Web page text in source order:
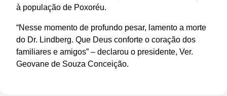
à população de Poxoréu.
“Nesse momento de profundo pesar, lamento a morte
do Dr. Lindberg. Que Deus conforte o coração dos
familiares e amigos” – declarou o presidente, Ver.
Geovane de Souza Conceição.